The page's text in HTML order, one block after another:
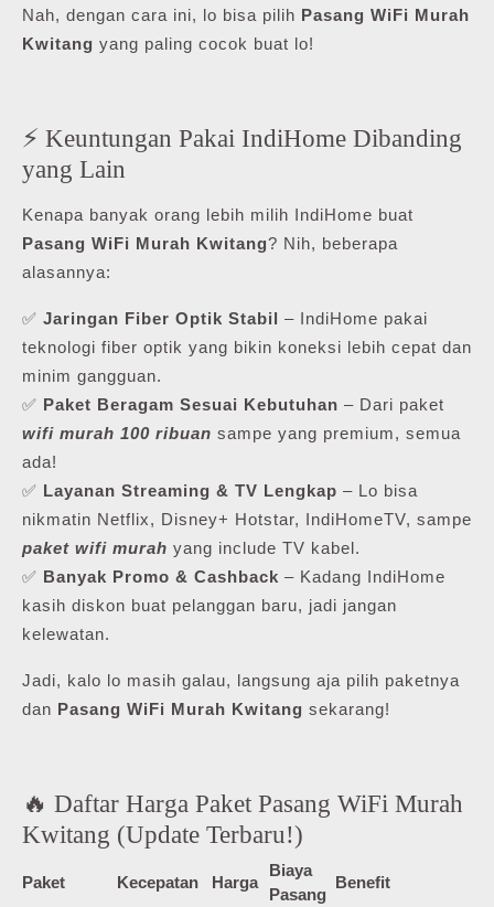
Nah, dengan cara ini, lo bisa pilih Pasang WiFi Murah
Kwitang yang paling cocok buat lo!
⚡ Keuntungan Pakai IndiHome Dibanding
yang Lain
Kenapa banyak orang lebih milih IndiHome buat
Pasang WiFi Murah Kwitang? Nih, beberapa
alasannya:
✅ Jaringan Fiber Optik Stabil – IndiHome pakai
teknologi fiber optik yang bikin koneksi lebih cepat dan
minim gangguan.
✅ Paket Beragam Sesuai Kebutuhan – Dari paket
wifi murah 100 ribuan sampe yang premium, semua
ada!
✅ Layanan Streaming & TV Lengkap – Lo bisa
nikmatin Netflix, Disney+ Hotstar, IndiHomeTV, sampe
paket wifi murah yang include TV kabel.
✅ Banyak Promo & Cashback – Kadang IndiHome
kasih diskon buat pelanggan baru, jadi jangan
kelewatan.
Jadi, kalo lo masih galau, langsung aja pilih paketnya
dan Pasang WiFi Murah Kwitang sekarang!
🔥 Daftar Harga Paket Pasang WiFi Murah
Kwitang (Update Terbaru!)
Paket Kecepatan Harga
Biaya
Pasang
Benefit